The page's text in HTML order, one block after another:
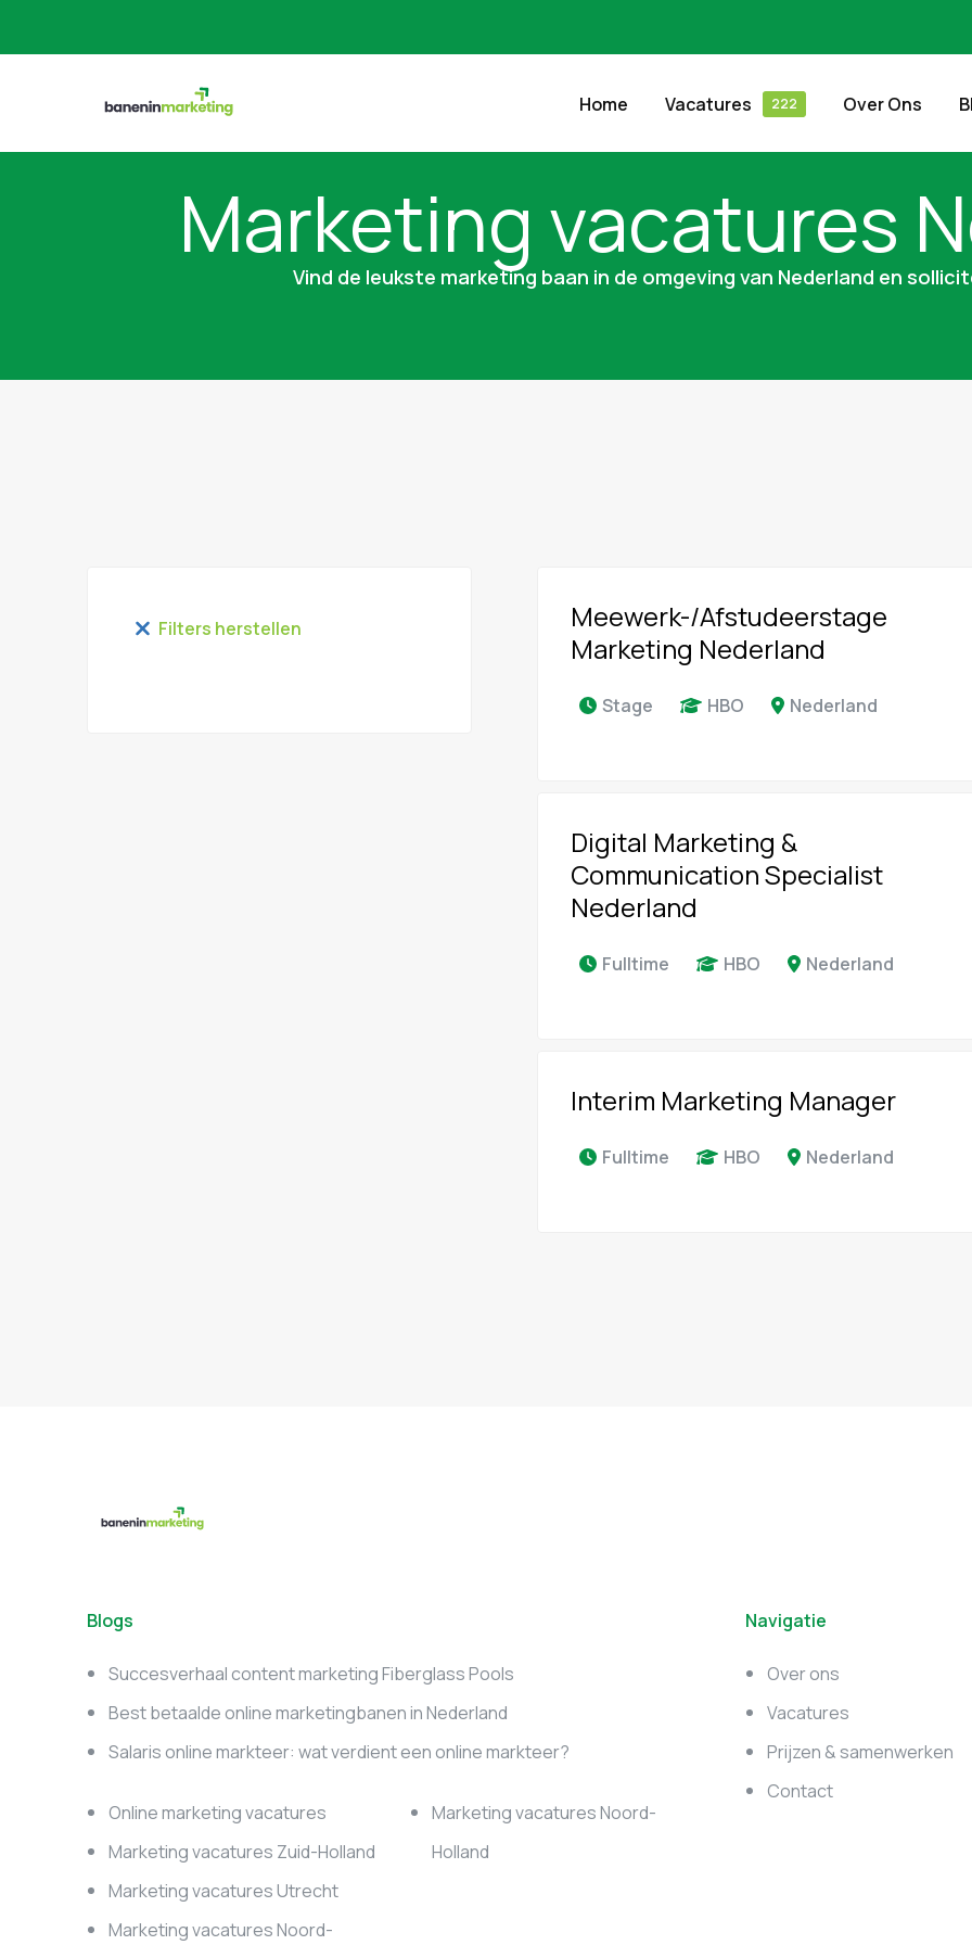
Home Vacatures Over Ons
Marketing vacatures
Vind de leukste marketing baan in de omgeving van Nederland en
Filters herstellen
Meewerk-/Afstudeerstage
Marketing Nederland
Stage HBO Nederland
Digital Marketing &
Communication Specialist
Nederland
Fulltime HBO Nederland
Interim Marketing Manager
Fulltime HBO Nederland
Blogs
Succesverhaal content marketing Fiberglass Pools
Best betaalde online marketingbanen in Nederland
Salaris online markteer: wat verdient een online markteer?
Online marketing vacatures
Marketing vacatures Zuid-Holland
Marketing vacatures Utrecht
Marketing vacatures Noord-
Marketing vacatures Noord-
Holland
Navigatie
Over ons
Vacatures
Prijzen & samenwerken
Contact